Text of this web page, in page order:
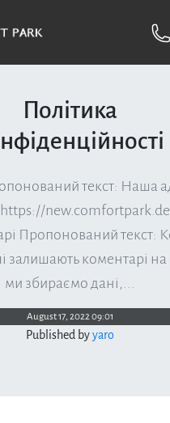
Політика
текст: Наша
https://
Пропонований текст:
залишають коментарі на
ми збираємо дані,...
August 17, 2022 09:01
Published byyaro